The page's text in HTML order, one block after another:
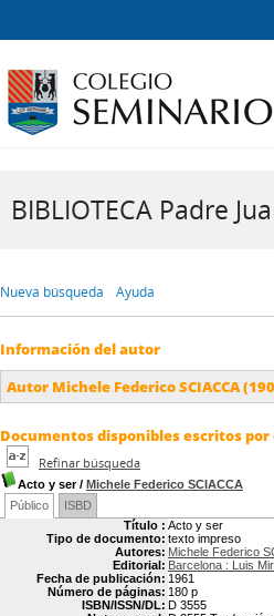
BIBLIOTECA Padre
Nueva búsqueda Ayuda
Información del autor
Autor Michele Federico SCIACCA
Documentos disponibles escritos
Refinar búsqueda
Acto y ser/ Michele Federico SCIACCA
Público
ISBD
Título : Acto y ser
Tipo de documento: texto impreso
Autores: Michele Federico
Editorial: Barcelona : Luis
Fecha de publicación: 1961
Número de páginas: 180 p
ISBN/ISSN/DL: D 3555